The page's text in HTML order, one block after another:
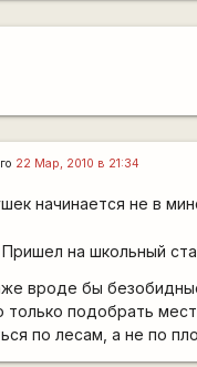
22 Мар, 2010 в 21:34
начинается не в
на школьный
вроде бы
только подобрать
по лесам, а не по